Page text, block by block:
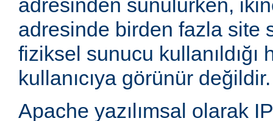
adresinden sunulurken,
adresinde birden fazla site
fiziksel sunucu
kullanıcıya görünür değildir.
Apache yazılımsal olarak